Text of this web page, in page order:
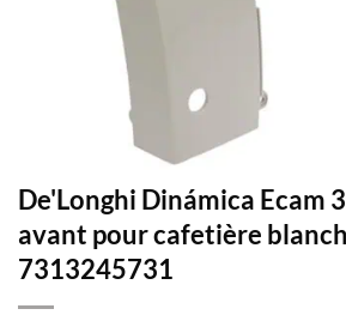
De'Longhi Dinámica Ecam
avant pour cafetière
7313245731